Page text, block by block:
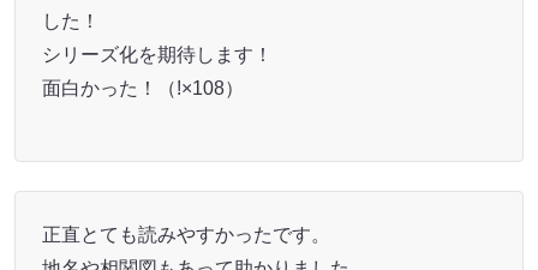
した！
シリーズ化を期待します！
面白かった！（!×108）
正直とても読みやすかったです。